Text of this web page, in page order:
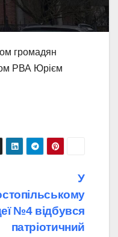
громадян
РВА Юрієм
У
№4 відбувся
патріотичний